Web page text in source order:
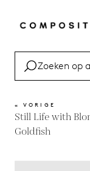
« VORIGE
Still Life with
Goldfish